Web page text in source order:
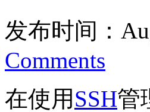
发布时间：
Comments
在使用 SSH管